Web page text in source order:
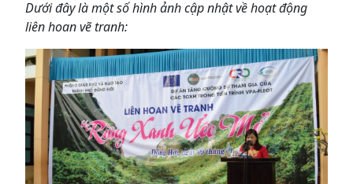
Dưới đây là một số hình ảnh cập nhật về hoạt động
liên hoan vẽ tranh: